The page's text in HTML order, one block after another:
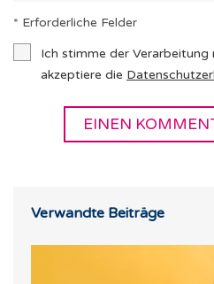
* Erforderliche Felder
Ich stimme der Verarbeitung
akzeptiere die
Verwandte Beiträge